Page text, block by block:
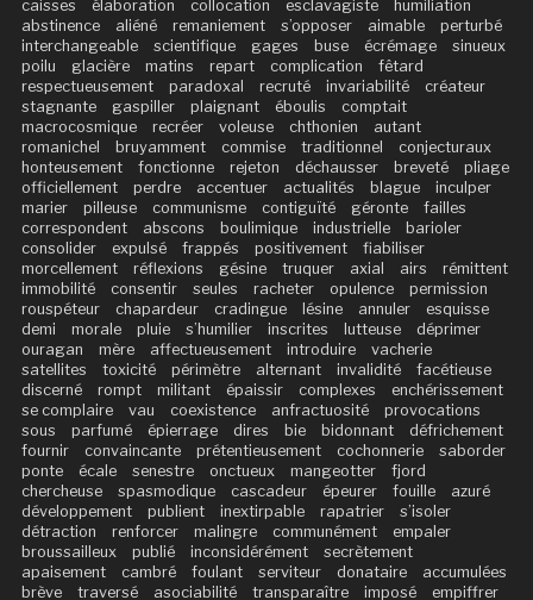
caisses
élaboration collocation esclavagiste
humiliation
abstinence
aliéné remaniement s’opposer aimable
perturbé
interchangeable
scientifique gages buse écrémage
sinueux
poilu
glacière matins repart complication
fêtard
respectueusement
paradoxal recruté invariabilité
créateur
stagnante
gaspiller plaignant éboulis
comptait
macrocosmique
recréer voleuse chthonien
autant
romanichel
bruyamment commise traditionnel
conjecturaux
honteusement
fonctionne rejeton déchausser breveté
pliage
officiellement
perdre accentuer actualités blague
inculper
marier
pilleuse communisme contiguïté géronte
failles
correspondent
abscons boulimique industrielle
barioler
consolider
expulsé frappés positivement
fiabiliser
morcellement
réflexions gésine truquer axial airs
rémittent
immobilité
consentir seules racheter opulence
permission
rouspéteur
chapardeur cradingue lésine annuler
esquisse
demi
morale pluie s’humilier inscrites lutteuse
déprimer
ouragan
mère affectueusement introduire
vacherie
satellites
toxicité périmètre alternant invalidité
facétieuse
discerné
rompt militant épaissir complexes
enchérissement
se complaire
vau coexistence anfractuosité
provocations
sous
parfumé épierrage dires bie bidonnant
défrichement
fournir
convaincante prétentieusement cochonnerie
saborder
ponte
écale senestre onctueux mangeotter
fjord
chercheuse
spasmodique cascadeur épeurer fouille
azuré
développement
publient inextirpable rapatrier
s’isoler
détraction
renforcer malingre communément
empaler
broussailleux
publié inconsidérément
secrètement
apaisement
cambré foulant serviteur donataire
accumulées
brève
traversé asociabilité transparaître imposé
empiffrer